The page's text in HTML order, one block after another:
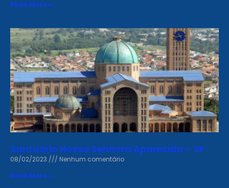
Read More »
Santuário Nossa Senhora Aparecida – SP
08/02/2023
Nenhum comentário
Read More »